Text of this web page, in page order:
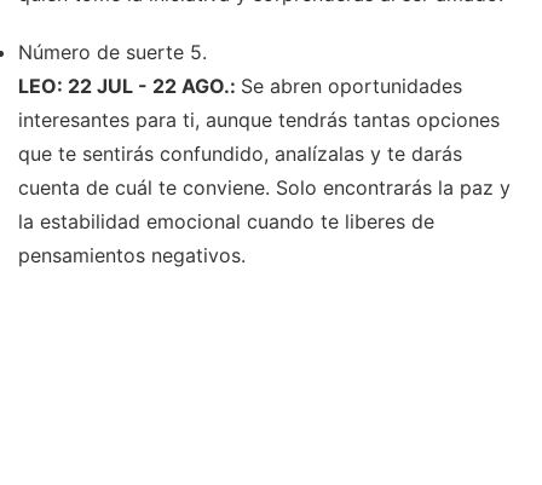
Número de suerte 5.
LEO: 22 JUL - 22 AGO.: Se abren oportunidades
interesantes para ti, aunque tendrás tantas opciones
que te sentirás confundido, analízalas y te darás
cuenta de cuál te conviene. Solo encontrarás la paz y
la estabilidad emocional cuando te liberes de
pensamientos negativos.